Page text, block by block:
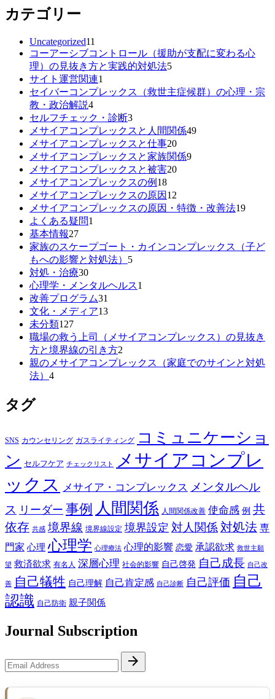
カテゴリー
Uncategorized11
コーアーシブコントロール（援助が支配に変わる心
理）の見抜き方と実践的対処法5
サイト運営関連1
セイバーコンプレックス（救世主症候群）の心理・宗
教・政治解説4
セルフチェック・診断3
メサイアコンプレックスと人間関係49
メサイアコンプレックスと仕事20
メサイアコンプレックスと家族関係9
メサイアコンプレックスと被害20
メサイアコンプレックスの例 18
メサイアコンプレックスの原因 12
メサイアコンプレックスの原因・特徴・改善法19
よくある疑問1
基本情報27
家族のスケープゴート・カインコンプレックス（子ど
もへの影響と対処法） 5
対処・治療30
心理学・メンタルヘルス1
改善プログラム31
文化・メディア13
未分類127
職場の救う上司（メサイアコンプレックス）の見抜き
方と境界線の引き方2
親のメサイアコンプレックス（家庭でのサインと対処
法） 4
タグ
SNS カウンセリング ガスライティング コミュニケーショ
ン セルフケア チェックリスト
メサイアコンプレ
ックス
メサイア・コンプレックス メンタルヘル
ス リーダー 事例 人間関係 人間関係改善 使命感 例 共
依存 共感 境界線 境界線設定 境界設定 対人関係 対処法 専
門家 心理 心理学 心理療法 心理的影響 恋愛 承認欲求 救世主願
望 救済欲求 有名人 深層心理 社会的影響 自己啓発 自己成長 自己改
善 自己犠牲 自己理解 自己肯定感 自己診断 自己評価 自己
認識 自己防衛 親子関係
Journal Subscription
Address
arrow_forward